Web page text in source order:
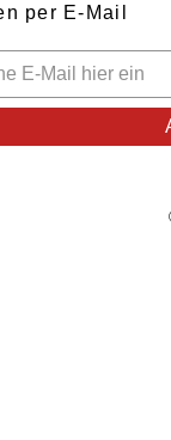
per E-Mail